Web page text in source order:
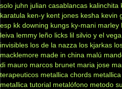
solo juhn julian casablancas kalinchita
karatula ken-y kent jones kesha kevin
esp kk downing kungs ky-mani marley
leiva lemmy leño licks lil silvio y el vega
invisibles los de la nazza los kjarkas
macklemore made in china malú
di mauro marcos brunet maria jose
terapeuticos metallica chords
metallica tutorial metalófono metodo